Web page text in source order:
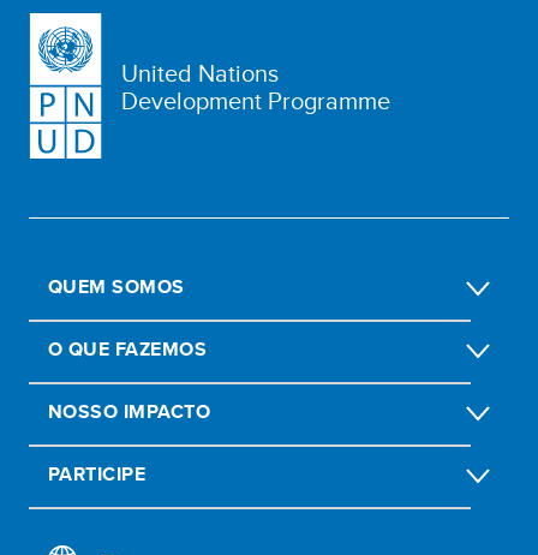
United Nations
Development Programme
QUEM SOMOS
O QUE FAZEMOS
NOSSO IMPACTO
PARTICIPE